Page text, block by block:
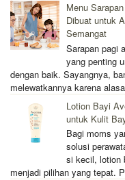
Menu
Dibuat untuk
Semangat
Sarapan pagi
yang penting
dengan baik. Sayangnya,
melewatkannya karena
Lotion Bayi
untuk Kulit
Bagi moms
solusi
si kecil, lotion
menjadi pilihan yang tepat.